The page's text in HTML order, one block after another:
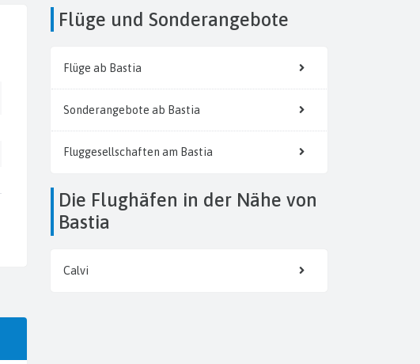
Flüge und Sonderangebote
Flüge ab Bastia
Sonderangebote ab Bastia
Fluggesellschaften am Bastia
Die Flughäfen in der Nähe von
Bastia
Calvi